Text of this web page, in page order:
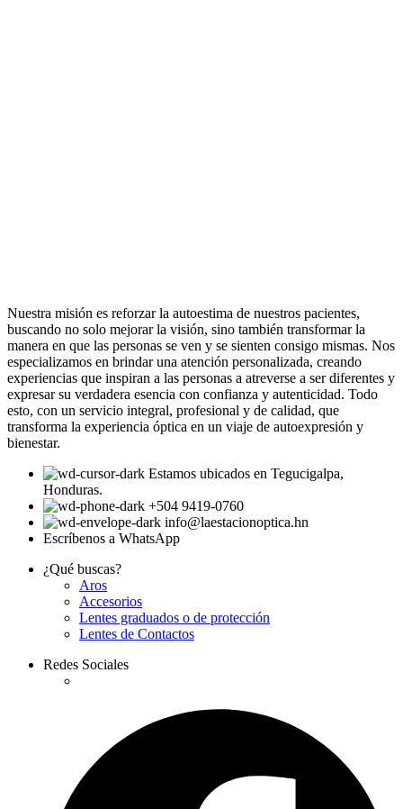
Nuestra misión es reforzar la autoestima de nuestros pacientes,
buscando no solo mejorar la visión, sino también transformar la
manera en que las personas se ven y se sienten consigo mismas. Nos
especializamos en brindar una atención personalizada, creando
experiencias que inspiran a las personas a atreverse a ser diferentes y
expresar su verdadera esencia con confianza y autenticidad. Todo
esto, con un servicio integral, profesional y de calidad, que
transforma la experiencia óptica en un viaje de autoexpresión y
bienestar.
Estamos ubicados en Tegucigalpa,
Honduras.
+504 9419-0760
info@laestacionoptica.hn
Escríbenos a WhatsApp
¿Qué buscas?
Aros
Accesorios
Lentes graduados o de protección
Lentes de Contactos
Redes Sociales